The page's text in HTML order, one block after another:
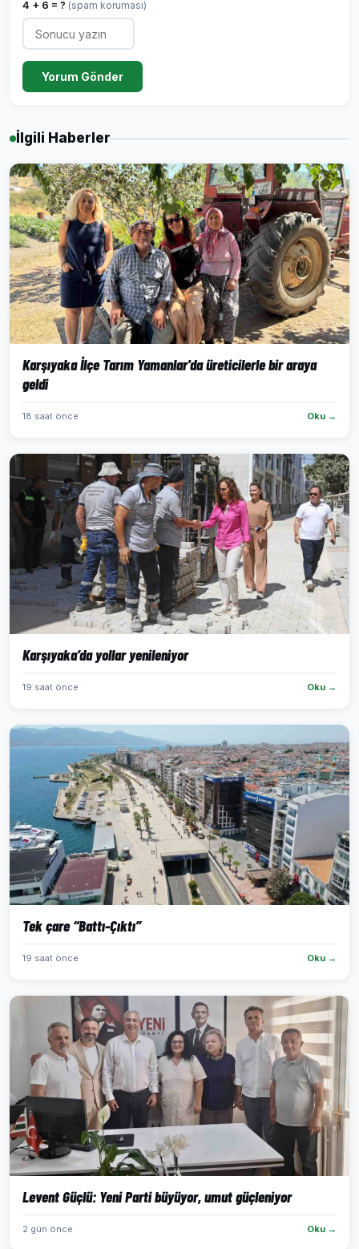
4 + 6 = ? (spam koruması)
Yorum Gönder
İlgili Haberler
Karşıyaka İlçe Tarım Yamanlar'da üreticilerle bir araya
geldi
18 saat önce Oku →
Karşıyaka’da yollar yenileniyor
19 saat önce Oku →
Tek çare “Battı-Çıktı”
19 saat önce Oku →
Levent Güçlü: Yeni Parti büyüyor, umut güçleniyor
2 gün önce Oku →